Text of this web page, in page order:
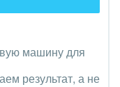
машину для
результат, а не